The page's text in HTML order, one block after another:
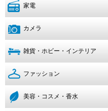
家電
カメラ
雑貨・ホビー・インテリア
ファッション
美容・コスメ・香水